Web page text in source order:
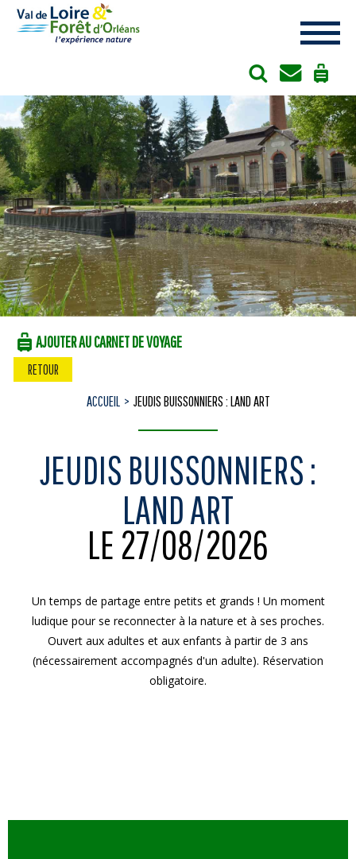
AJOUTER AU CARNET DE VOYAGE
RETOUR
ACCUEIL JEUDIS BUISSONNIERS : LAND ART
JEUDIS BUISSONNIERS :
LAND ART
LE 27/08/2026
Un temps de partage entre petits et grands ! Un moment
ludique pour se reconnecter à la nature et à ses proches.
Ouvert aux adultes et aux enfants à partir de 3 ans
(nécessairement accompagnés d'un adulte). Réservation
obligatoire.
Cookies management panel